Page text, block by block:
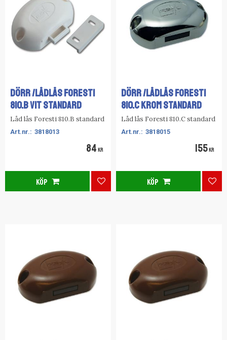
DÖRR /LÅDLÅS FORESTI
810.B VIT STANDARD
Låd lås Foresti 810.B standard
3818013
84 KR
Lägg till i favoriter
KÖP
DÖRR /LÅDLÅS FORESTI
810.C KROM STANDARD
Låd lås Foresti 810.C standard
3818015
155KR
KÖP